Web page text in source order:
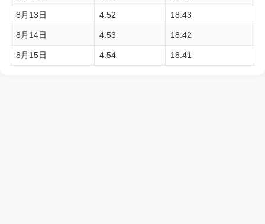
8月13日 4:52 18:43
8月14日 4:53 18:42
8月15日 4:54 18:41